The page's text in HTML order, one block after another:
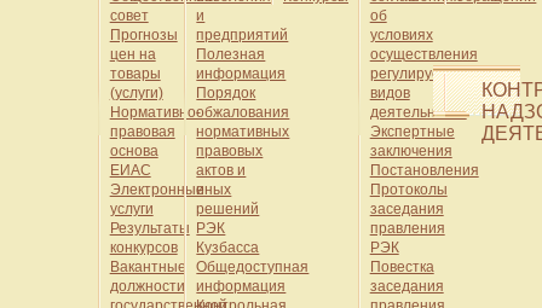
совет
Прогнозы
цен на
товары
(услуги)
Нормативно-
правовая
основа
ЕИАС
Электронные
услуги
Результаты
конкурсов
Вакантные
должности
и
предприятий
Полезная
информация
Порядок
обжалования
нормативных
правовых
актов и
иных
решений
РЭК
Кузбасса
Общедоступная
информация
об
условиях
осуществления
регулируемых
видов
деятельности
Экспертные
заключения
Постановления
Протоколы
заседания
правления
РЭК
Повестка
заседания